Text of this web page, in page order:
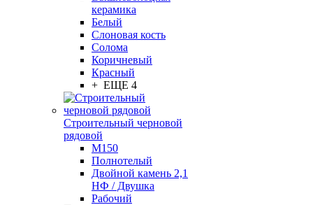
керамика
Белый
Слоновая кость
Солома
Коричневый
Красный
+ ЕЩЕ 4
Строительный черновой
рядовой
М150
Полнотелый
Двойной камень 2,1
НФ / Двушка
Рабочий